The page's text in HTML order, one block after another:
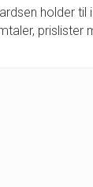
holder
prislister